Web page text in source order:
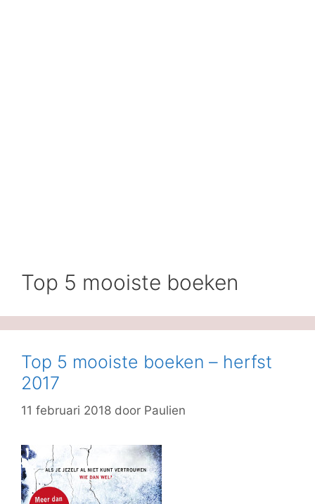
Top 5 mooiste boeken
Top 5 mooiste boeken – herfst
2017
11 februari 2018 door Paulien